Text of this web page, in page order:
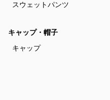
スウェットパンツ
キャップ・帽子
キャップ